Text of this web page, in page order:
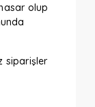
olup
siparişler